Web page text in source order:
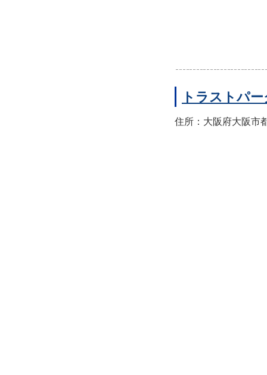
トラストパ
住所：大阪府大阪市